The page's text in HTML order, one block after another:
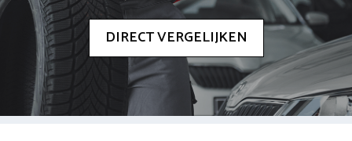
DIRECT VERGELIJKEN